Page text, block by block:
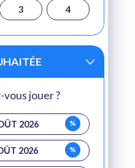
3 4
jouer ?
2026 %
2026 %